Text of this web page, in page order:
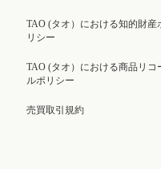
TAO (タオ）における知的財産
リシー
TAO (タオ）における商品リコ
ルポリシー
売買取引規約